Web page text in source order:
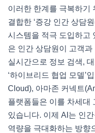
이러한 한계를 극복하기
결합한 ‘증강 인간 상담
시스템을 적극 도입하고
은 인간 상담원이 고객
실시간으로 정보 검색,
‘하이브리드 협업 모델’
Cloud), 아마존 커넥트
플랫폼들은 이를 차세대
있습니다. 이제 AI는 인
역량을 극대화하는 방향